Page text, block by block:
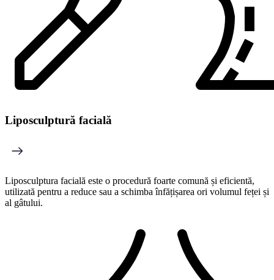
Liposculptură facială
Liposculptura facială este o procedură foarte comună și eficientă,
utilizată pentru a reduce sau a schimba înfățișarea ori volumul feței și
al gâtului.